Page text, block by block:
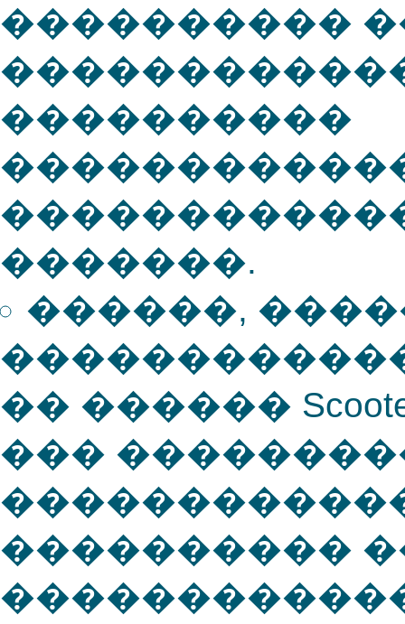
����������
����������
�������.
������,
�� ������
���
����������